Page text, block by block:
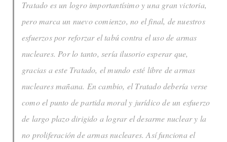
Tratado es un logro importantísimo y una gran victoria,
pero marca un nuevo comienzo, no el final, de nuestros
esfuerzos por reforzar el tabú contra el uso de armas
nucleares. Por lo tanto, sería ilusorio esperar que,
gracias a este Tratado, el mundo esté libre de armas
nucleares mañana. En cambio, el Tratado debería verse
como el punto de partida moral y jurídico de un esfuerzo
de largo plazo dirigido a lograr el desarme nuclear y la
no proliferación de armas nucleares. Así funciona el